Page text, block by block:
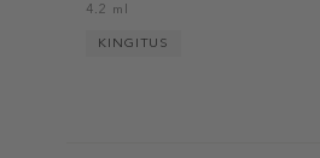
4.2 ml
KINGITUS